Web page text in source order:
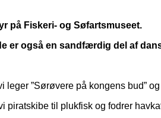
på Fiskeri- og Søfartsmuseet.
er også en sandfærdig del af
”Sørøvere på kongens bud”
piratskibe til plukfisk og fodrer